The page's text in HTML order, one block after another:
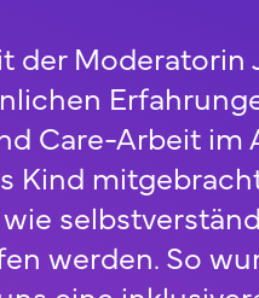
der Moderatorin
Care-Arbeit im
Kind
werden. So